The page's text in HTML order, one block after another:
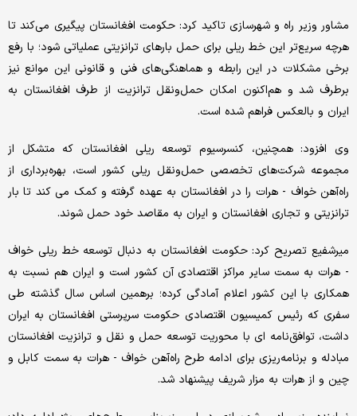
مشاور وزیر راه و شهرسازی تاکید کرد: حکومت افغانستان پیگیری می‌کند تا
هرچه سریع‌تر این خط ریلی برای حمل بارهای ترانزیتی عملیاتی شود؛ با رفع
برخی مشکلات در این رابطه و هماهنگی‌های فنی و قانونی این موانع نیز
برطرف شد و هم‌اکنون امکان حمل‌ونقل ترانزیت از طرف افغانستان به
ایران و بالعکس فراهم شده است.
وی افزود: همچنین، کنسرسیوم توسعه ریلی افغانستان که متشکل از
مجموعه شرکت‌های تخصصی حمل‌ونقل ریلی کشور است، بهره‌برداری از
راه‌آهن خواف - هرات را در افغانستان به عهده گرفته و کمک می کند تا بار
ترانزیتی و تجاری افغانستان و ایران به مقاصد خود حمل شوند.
میرشفیع تصریح کرد: حکومت افغانستان به دنبال توسعه خط ریلی خواف
- هرات به سمت سایر مراکز اقتصادی آن کشور است و ایران هم نسبت به
همکاری با این کشور اعلام آمادگی کرده؛ برهمین اساس سال گذشته طی
سفری که رئیس کمیسیون اقتصادی حکومت سرپرستی افغانستان به ایران
داشت، توافق‌نامه ای با محوریت توسعه حمل و نقل و ترانزیت افغانستان
مبادله و برنامه‌ریزی برای ادامه‌ طرح راه‌آهن خواف - هرات به سمت کابل و
چین و از هرات به مزار شریف پیشنهاد شد.